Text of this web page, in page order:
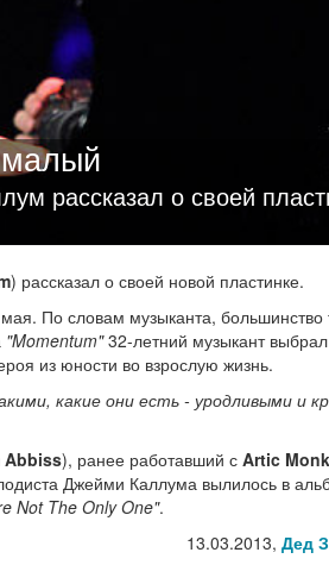
рассказал о своей
) рассказал о своей новой пластинке.
По словам музыканта, большинство
"Momentum"32-летний музыкант выбрал
из юности во взрослую жизнь.
какие они есть - уродливыми и
Abbiss), ранее работавший с Artic
Джейми Каллума вылилось в
Not The Only One".
13.03.2013, Дед